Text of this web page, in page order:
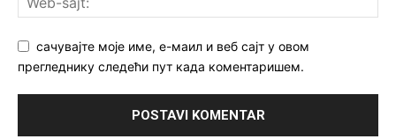
сачувајте моје име, е-маил и веб сајт у овом
прегледнику следећи пут када коментаришем.